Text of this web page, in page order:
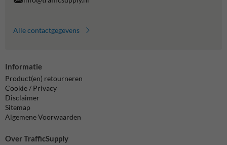
Alle contactgegevens
Informatie
Product(en) retourneren
Cookie / Privacy
Disclaimer
Sitemap
Algemene Voorwaarden
Over TrafficSupply